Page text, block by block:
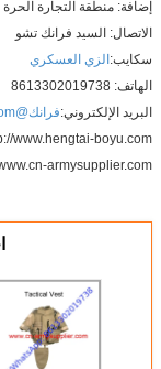
الحرة التجريبية، تيانجين،
فرانك تشو
العسكري
فرانك@cn-armysupplier.com
http://
http://www.cn-
احصل
MOQ：